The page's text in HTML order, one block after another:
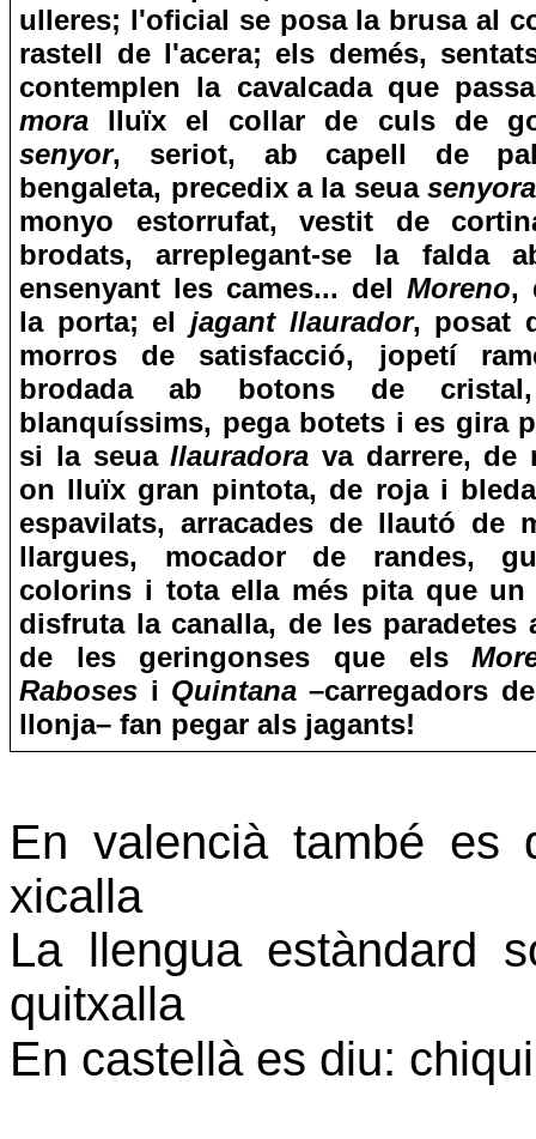
ulleres; l'oficial se posa la brusa al
rastell de l'acera; els demés,
contemplen la cavalcada que
mora lluïx el collar de culs de
senyor, seriot, ab capell de
bengaleta, precedix a la seua senyora
monyo estorrufat, vestit de
brodats, arreplegant-se la falda
ensenyant les cames... del Moreno,
la porta; el jagant llaurador, posat
morros de satisfacció, jopetí
brodada ab botons de cristal,
blanquíssims, pega botets i es gira
si la seuallauradora va darrere, de
on lluïx gran pintota, de roja i
espavilats, arracades de llautó de
llargues, mocador de randes,
colorins i tota ella més pita que un
disfruta la canalla, de les paradetes
de les geringonses que els
Raboses i Quintana–carregadors
llonja– fan pegar als jagants!
En valencià també es
xicalla
La llengua estàndard
quitxalla
En castellà es diu: